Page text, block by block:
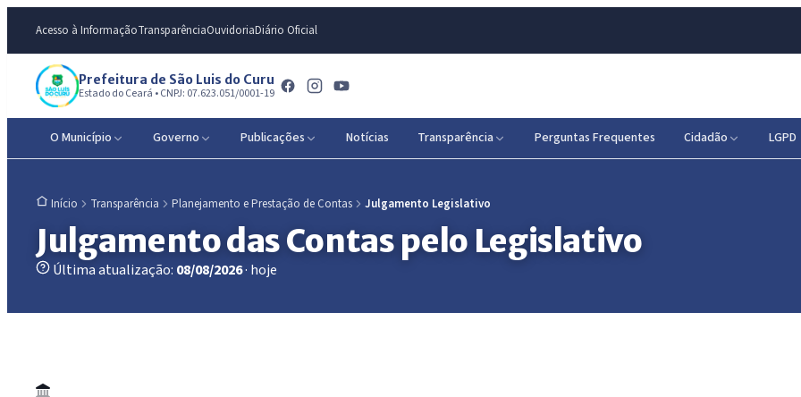
Acesso à InformaçãoTransparênciaOuvidoriaDiário Oficial
Prefeitura de São Luis do Curu
Estado do Ceará • CNPJ: 07.623.051/0001-19
O Município Governo Publicações Notícias Transparência Perguntas Frequentes Cidadão LGPD
Início Transparência Planejamento e Prestação de Contas Julgamento Legislativo
Julgamento das Contas pelo Legislativo
Última atualização: 08/08/2026· hoje